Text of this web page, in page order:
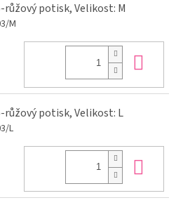
potisk, Velikost: M
M
růžový potisk, Velikost: L
L